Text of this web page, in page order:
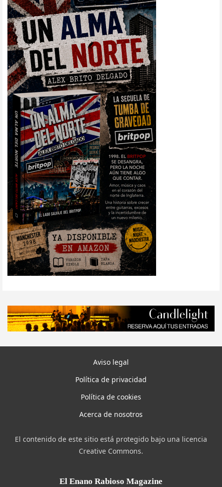
Aviso legal
Política de privacidad
Política de cookies
Acerca de nosotros
El contenido de este sitio está protegido bajo una licencia
Creative Commons.
El Enano Rabioso Magazine